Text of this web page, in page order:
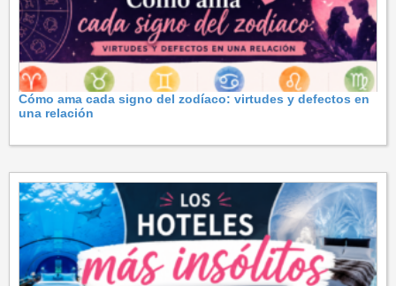
Cómo ama cada signo del zodíaco: virtudes y defectos en
una relación